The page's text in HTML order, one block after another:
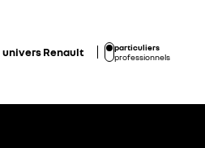
univers Renault
particuliers
professionnels